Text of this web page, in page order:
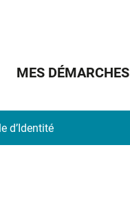
Linkedin
MES DÉMARCHES
d’Identité